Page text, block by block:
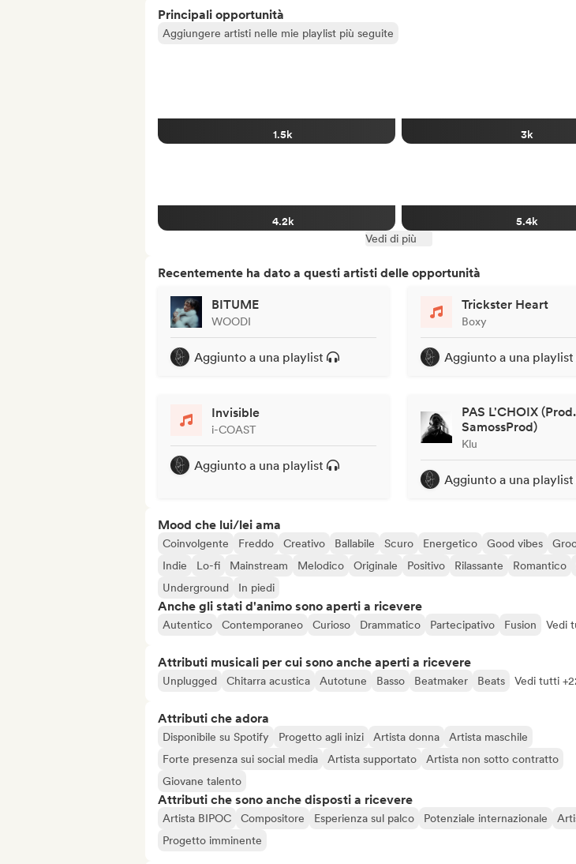
Principali opportunità
Aggiungere artisti nelle mie playlist più seguite
1.5k 3k
4.2k
5.4k
Vedi di più
Recentemente ha dato a questi artisti delle opportunità
BITUME
WOODI
Aggiunto a una playlist
Trickster Heart
Boxy
Aggiunto a una playlist
Invisible
i-COAST
Aggiunto a una playlist
PAS L'CHOIX (Prod.
SamossProd)
Klu
Aggiunto a una playlist
Mood che lui/lei ama
Coinvolgente Freddo Creativo Ballabile Scuro Energetico Good vibes
Indie
Lo-fi Mainstream Melodico Originale Positivo Rilassante Romantico
Underground
In piedi
Anche gli stati d'animo sono aperti a ricevere
Autentico Contemporaneo Curioso Drammatico Partecipativo Fusion Vedi
Attributi musicali per cui sono anche aperti a ricevere
Unplugged Chitarra acustica Autotune Basso Beatmaker Beats Vedi tutti
Attributi che adora
Disponibile su Spotify Progetto agli inizi Artista donna
Artista maschile
Forte presenza sui social media
Artista supportato
Artista non sotto contratto
Giovane talento
Attributi che sono anche disposti a ricevere
Artista BIPOC Compositore Esperienza sul palco Potenziale internazionale
Progetto imminente